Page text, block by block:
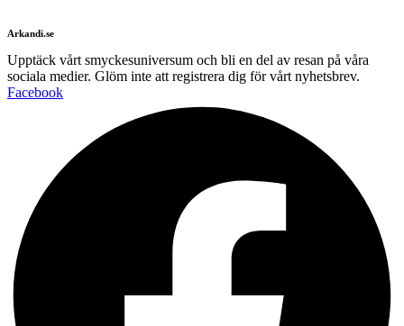
Arkandi.se
Upptäck vårt smyckesuniversum och bli en del av resan på våra
sociala medier. Glöm inte att registrera dig för vårt nyhetsbrev.
Facebook